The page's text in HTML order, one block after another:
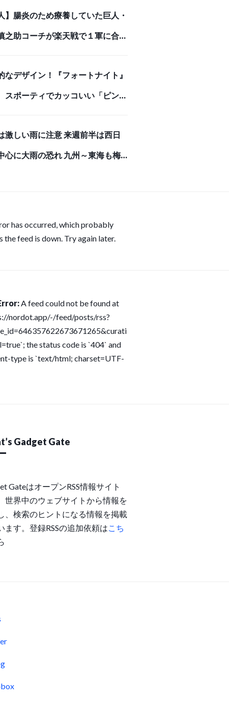
】腸炎のため療養していた巨人・
之助コーチが楽天戦で１軍に合流
なデザイン！『フォートナイト』
スポーティでカッコいい「ピンク
革で高級感あふれる長財布で存在
る強者になろう！
激しい雨に注意 来週前半は西日
心に大雨の恐れ 九州～東海も梅
has occurred, which probably
the feed is down. Try again later.
A feed could not be found at
nordot.app/-/feed/posts/rss?
the status code is `404` and
type is `text/html; charset=UTF-
Gadget Gate
GateはオープンRSS情報サイト
世界中のウェブサイトから情報を
、検索のヒントになる情報を掲載
ます。登録RSSの追加依頼はこち